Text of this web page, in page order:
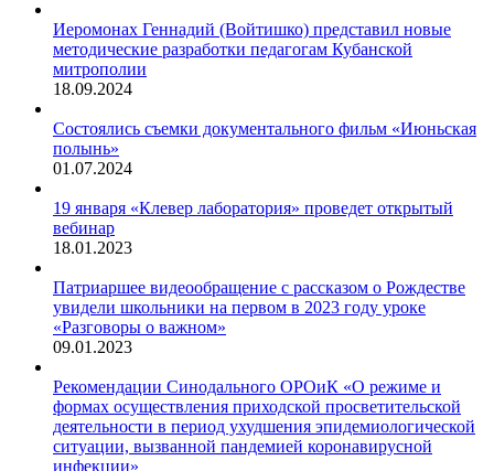
Иеромонах Геннадий (Войтишко) представил новые
методические разработки педагогам Кубанской
митрополии
18.09.2024
Состоялись съемки документального фильм «Июньская
полынь»
01.07.2024
19 января «Клевер лаборатория» проведет открытый
вебинар
18.01.2023
Патриаршее видеообращение с рассказом о Рождестве
увидели школьники на первом в 2023 году уроке
«Разговоры о важном»
09.01.2023
Рекомендации Синодального ОРОиК «О режиме и
формах осуществления приходской просветительской
деятельности в период ухудшения эпидемиологической
ситуации, вызванной пандемией коронавирусной
инфекции»